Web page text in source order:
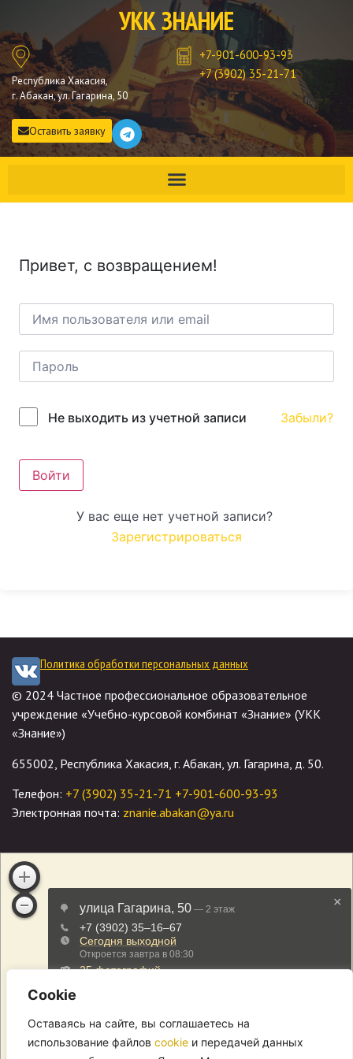
Cookie
Оставаясь на сайте, вы соглашаетесь на
использование файлов cookie и передачей данных
УКК ЗНАНИЕ
Республика Хакасия,
г. Абакан, ул. Гагарина, 50
+7-901-600-93-93
+7 (3902) 35-21-71
Оставить заявку
Привет, с возвращением!
Не выходить из учетной записи Забыли?
Войти
У вас еще нет учетной записи?
Зарегистрироваться
Политика обработки персональных данных
© 2024 Частное профессиональное образовательное
учреждение «Учебно-курсовой комбинат «Знание» (УКК
«Знание»)
655002, Республика Хакасия, г. Абакан, ул. Гагарина, д. 50.
Телефон: +7 (3902) 35-21-71 +7-901-600-93-93
Электронная почта: znanie.abakan@ya.ru